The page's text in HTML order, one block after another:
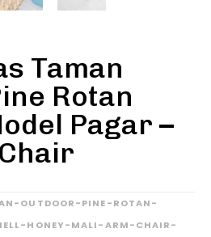
Taman
Rotan
Pagar –
OUTDOOR-PINE-ROTAN-
HONEY-MALI-ARM-CHAIR-